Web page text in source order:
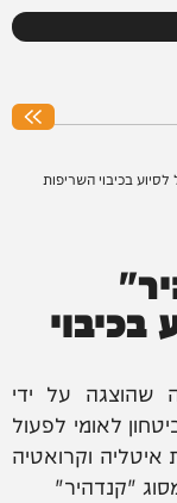
בכיבוי השריפות
שהוצגה על ידי
לאומי לפעול
איטליה וקרואטיה
"קנדהיר"